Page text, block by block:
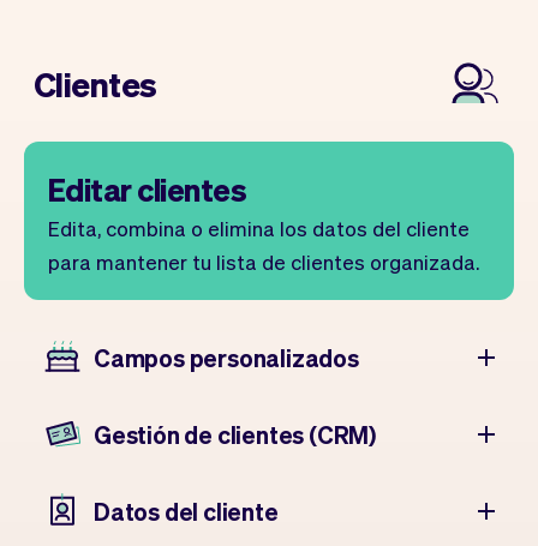
Clientes
Editar clientes
Edita, combina o elimina los datos del cliente
para mantener tu lista de clientes organizada.
Campos personalizados
Gestión de clientes (CRM)
Datos del cliente